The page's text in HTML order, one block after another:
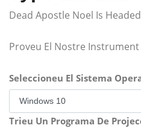
Dead Apostle Noel Is
Proveu El Nostre
Seleccioneu El Sistema
Trieu Un Programa De